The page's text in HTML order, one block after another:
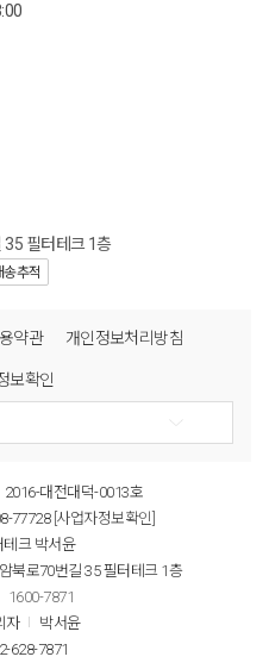
35 필터테크 1층
송추적
약관 개인정보처리방침
보확인
2016-대전대덕-0013호
77728 [사업자정보확인]
테크 박서윤
북로70번길 35 필터테크 1층
1600-7871
자
박서윤
628-7871